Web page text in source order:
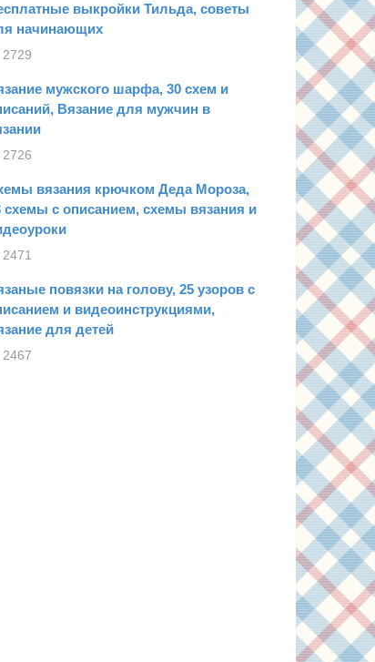
выкройки Тильда, советы
начинающих
2729
мужского шарфа, 30 схем и
Вязание для мужчин в
2726
вязания крючком Деда Мороза,
схемы с описанием, схемы вязания и
2471
повязки на голову, 25 узоров с
и видеоинструкциями,
для детей
2467